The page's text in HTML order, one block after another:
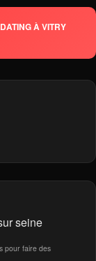
À VITRY
seine
pour faire des